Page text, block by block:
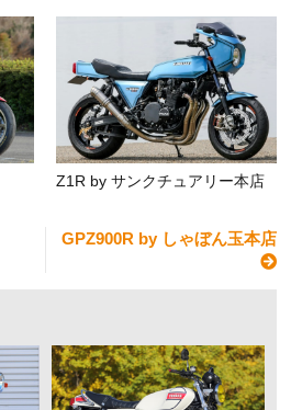
Z1R by サンクチュアリー本店
GPZ900R by しゃぼん玉本店